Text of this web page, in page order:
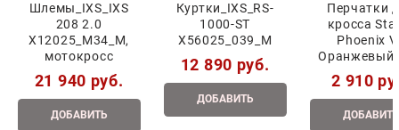
Шлемы_IXS_IXS
208 2.0
X12025_M34_M,
мотокросс
21 940 руб.
ДОБАВИТЬ
Куртки_IXS_RS-
1000-ST
X56025_039_M
12 890 руб.
ДОБАВИТЬ
Перчатки
кросса
Phoenix
Оранжевый
2 910
ДОБАВИТЬ